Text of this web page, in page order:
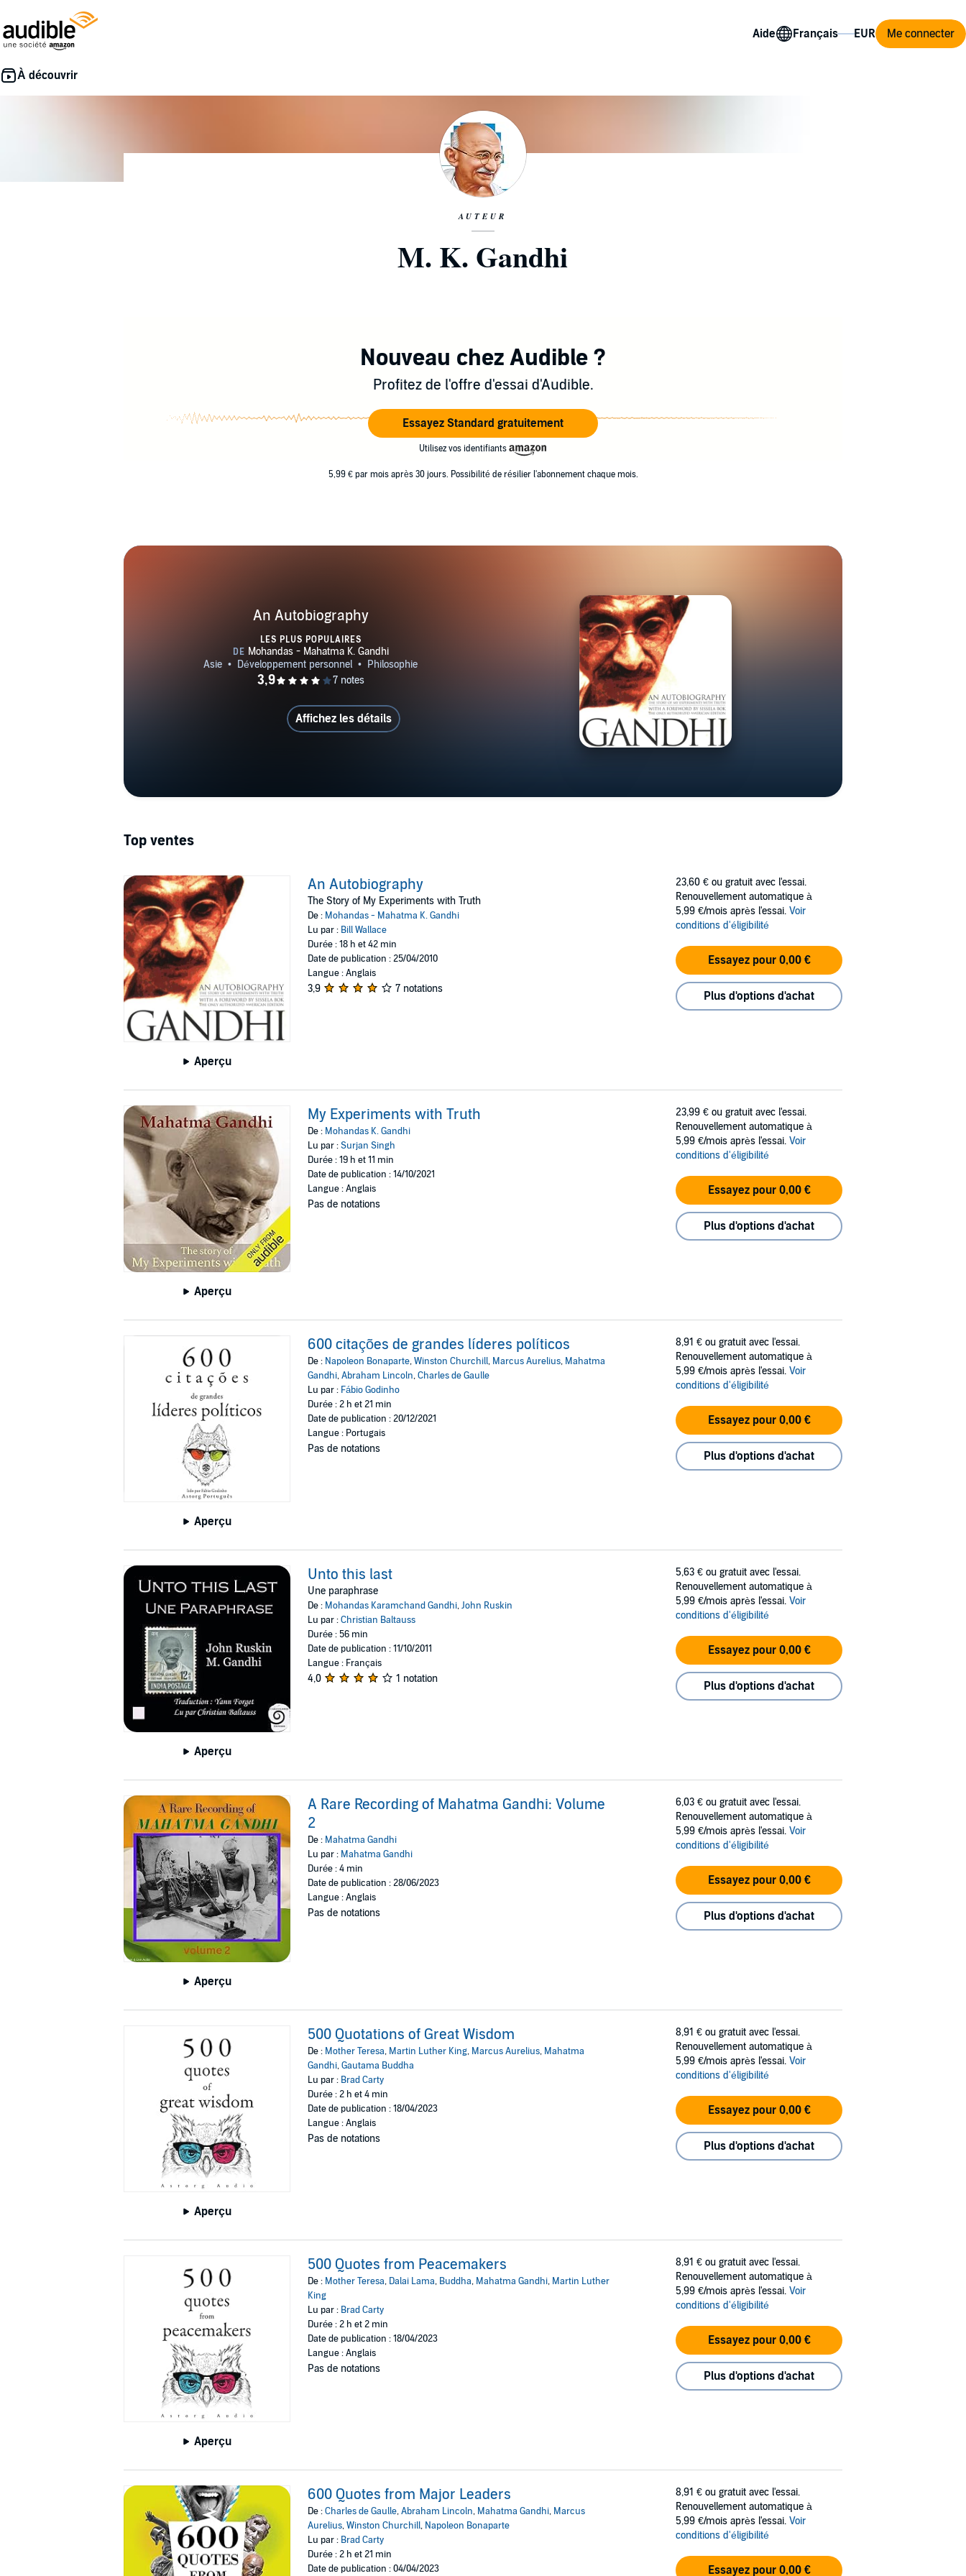
Aide Me connecter
AUTEUR
M. K. Gandhi
Nouveau chez Audible ?
Profitez de l'offre d'essai d'Audible.
Essayez Standard gratuitement
Utilisez vos identifiants
5,99 € par mois après 30 jours. Possibilité de résilier l'abonnement chaque mois.
An Autobiography
LES PLUS POPULAIRES
Affichez les détails
Top ventes
Aperçu
An Autobiography
The Story of My Experiments with Truth
De : Mohandas - Mahatma K. Gandhi
Lu par : Bill Wallace
Durée : 18 h et 42 min
Date de publication : 25/04/2010
Langue : Anglais
3,9 7 notations
23,60 € ou gratuit avec l'essai.
Renouvellement automatique à
5,99 €/mois après l'essai. Voir
conditions d'éligibilité
Essayez pour 0,00 €
Plus d'options d'achat
Aperçu
My Experiments with Truth
De : Mohandas K. Gandhi
Lu par :Surjan Singh
Durée : 19 h et 11 min
Date de publication : 14/10/2021
Langue : Anglais
Pas de notations
23,99 € ou gratuit avec l'essai.
Renouvellement automatique à
5,99 €/mois après l'essai. Voir
conditions d'éligibilité
Essayez pour 0,00 €
Plus d'options d'achat
Aperçu
600 citações de grandes líderes políticos
De : Napoleon Bonaparte,Winston Churchill, Marcus Aurelius, Mahatma
Gandhi,Abraham Lincoln,Charles de Gaulle
Lu par : Fábio Godinho
Durée : 2 h et 21 min
Date de publication : 20/12/2021
Langue : Portugais
Pas de notations
8,91 € ou gratuit avec l'essai.
Renouvellement automatique à
5,99 €/mois après l'essai. Voir
conditions d'éligibilité
Essayez pour 0,00 €
Plus d'options d'achat
Aperçu
Unto this last
Une paraphrase
De : Mohandas Karamchand Gandhi,John Ruskin
Lu par :Christian Baltauss
Durée : 56 min
Date de publication : 11/10/2011
Langue : Français
4,0 1 notation
5,63 € ou gratuit avec l'essai.
Renouvellement automatique à
5,99 €/mois après l'essai. Voir
conditions d'éligibilité
Essayez pour 0,00 €
Plus d'options d'achat
Aperçu
A Rare Recording of Mahatma Gandhi: Volume
2
De : Mahatma Gandhi
Lu par : Mahatma Gandhi
Durée : 4 min
Date de publication : 28/06/2023
Langue : Anglais
Pas de notations
6,03 € ou gratuit avec l'essai.
Renouvellement automatique à
5,99 €/mois après l'essai. Voir
conditions d'éligibilité
Essayez pour 0,00 €
Plus d'options d'achat
Aperçu
500 Quotations of Great Wisdom
De : Mother Teresa, Martin Luther King, Marcus Aurelius, Mahatma
Gandhi,Gautama Buddha
Lu par : Brad Carty
Durée : 2 h et 4 min
Date de publication : 18/04/2023
Langue : Anglais
Pas de notations
8,91 € ou gratuit avec l'essai.
Renouvellement automatique à
5,99 €/mois après l'essai. Voir
conditions d'éligibilité
Essayez pour 0,00 €
Plus d'options d'achat
Aperçu
500 Quotes from Peacemakers
De : Mother Teresa, Dalai Lama, Buddha, Mahatma Gandhi, Martin Luther
King
Lu par : Brad Carty
Durée : 2 h et 2 min
Date de publication : 18/04/2023
Langue : Anglais
Pas de notations
8,91 € ou gratuit avec l'essai.
Renouvellement automatique à
5,99 €/mois après l'essai. Voir
conditions d'éligibilité
Essayez pour 0,00 €
Plus d'options d'achat
600 Quotes from Major Leaders
De :Charles de Gaulle,Abraham Lincoln, Mahatma Gandhi, Marcus
Aurelius,Winston Churchill, Napoleon Bonaparte
Lu par : Brad Carty
Durée : 2 h et 21 min
Date de publication : 04/04/2023
8,91 € ou gratuit avec l'essai.
Renouvellement automatique à
5,99 €/mois après l'essai. Voir
conditions d'éligibilité
Essayez pour 0,00 €